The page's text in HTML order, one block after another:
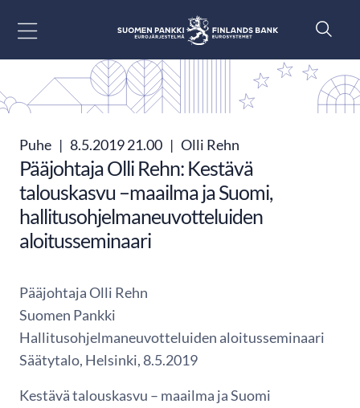
Puhe | 8.5.2019 21.00 | Olli Rehn
Pääjohtaja Olli Rehn: Kestävä
talouskasvu –maailma ja Suomi,
hallitusohjelmaneuvotteluiden
aloitusseminaari
Pääjohtaja Olli Rehn
Suomen Pankki
Hallitusohjelmaneuvotteluiden aloitusseminaari
Säätytalo, Helsinki, 8.5.2019
Kestävä talouskasvu – maailma ja Suomi